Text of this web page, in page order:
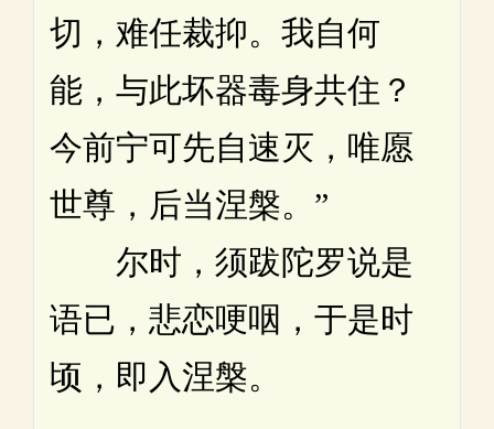
切，难任裁抑。我自何
能，与此坏器毒身共住？
今前宁可先自速灭，唯愿
世尊，后当涅槃。”
尔时，须跋陀罗说是
语已，悲恋哽咽，于是时
顷，即入涅槃。